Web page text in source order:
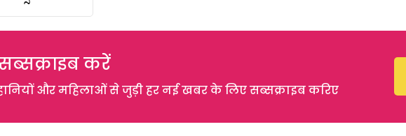
करें
और महिलाओं से जुड़ी हर नई खबर के लिए सब्सक्राइब करिए